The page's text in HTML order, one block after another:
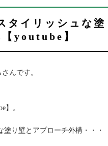
タイリッシュな塗
youtube】
んです。
】。
り壁とアプローチ外構・・・